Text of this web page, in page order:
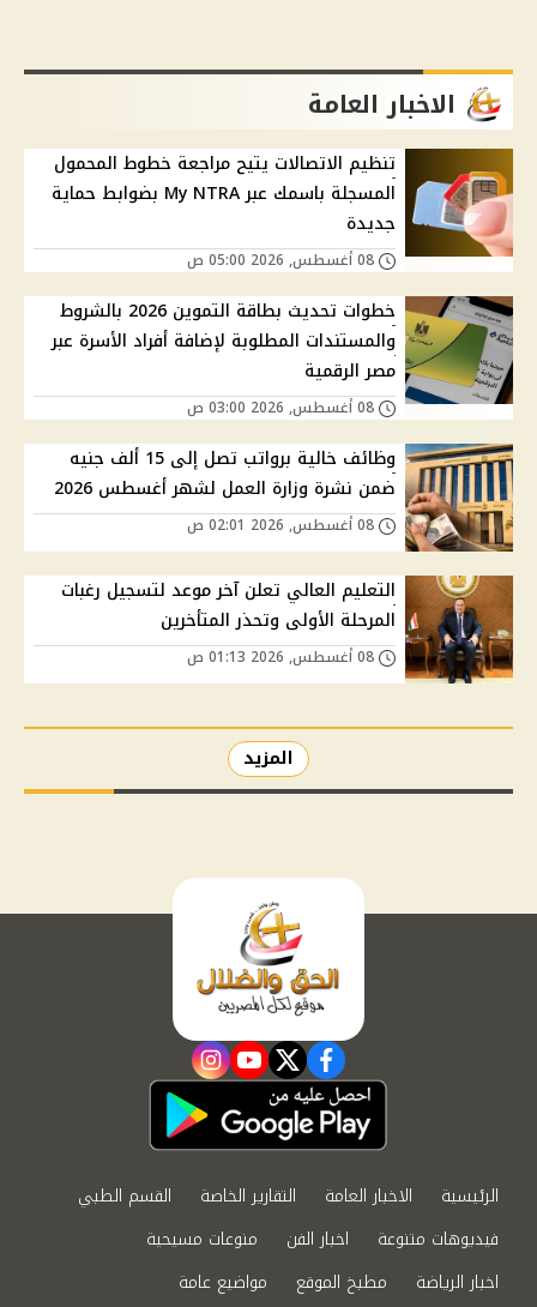
الاخبار العامة
تنظيم الاتصالات يتيح مراجعة خطوط المحمول
المسجلة باسمك عبر My NTRA بضوابط حماية
جديدة
خطوات تحديث بطاقة التموين 2026 بالشروط
والمستندات المطلوبة لإضافة أفراد الأسرة عبر
مصر الرقمية
وظائف خالية برواتب تصل إلى 15 ألف جنيه
ضمن نشرة وزارة العمل لشهر أغسطس 2026
التعليم العالي تعلن آخر موعد لتسجيل رغبات
المرحلة الأولى وتحذر المتأخرين
المزيد
facebook
twitter
youtube
instagram
الرئيسية الاخبار العامة التقارير الخاصة
القسم الطبي
فيديوهات متنوعة
اخبار الفن
منوعات مسيحية
اخبار الرياضة
مطبخ الموقع مواضيع عامة